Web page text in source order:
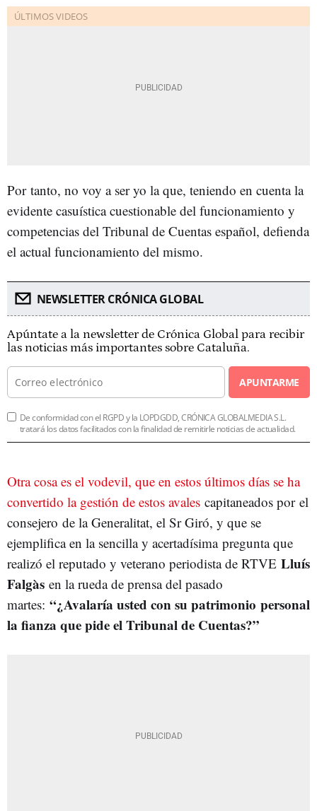
Por tanto, no voy a ser yo la que, teniendo en cuenta la
evidente casuística cuestionable del funcionamiento y
competencias del Tribunal de Cuentas español, defienda
el actual funcionamiento del mismo.
NEWSLETTER CRÓNICA GLOBAL
Apúntate a la newsletter de Crónica Global para recibir
las noticias más importantes sobre Cataluña.
APUNTARME
De conformidad con el RGPD y la LOPDGDD, CRÓNICA GLOBALMEDIA S.L.
tratará los datos facilitados con la finalidad de remitirle noticias de actualidad.
Otra cosa es el vodevil, que en estos últimos días se ha
convertido la gestión de estos avales capitaneados por el
consejero de la Generalitat, el Sr Giró, y que se
ejemplifica en la sencilla y acertadísima pregunta que
realizó el reputado y veterano periodista de RTVE Lluís
Falgàs en la rueda de prensa del pasado
martes: “¿Avalaría usted con su patrimonio personal
la fianza que pide el Tribunal de Cuentas?”